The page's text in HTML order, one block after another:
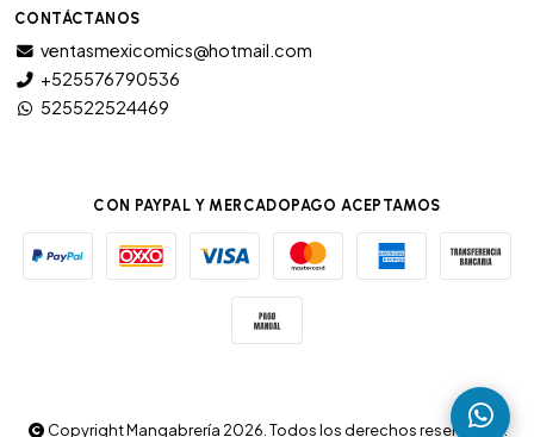
CONTÁCTANOS
ventasmexicomics@hotmail.com
+525576790536
525522524469
CON PAYPAL Y MERCADOPAGO ACEPTAMOS
Copyright Mangabrería 2026. Todos los derechos reservados.